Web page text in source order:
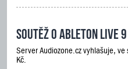
Soutěž o Ableton Live 9
Server Audiozone.cz vyhlašuje, ve
Kč.